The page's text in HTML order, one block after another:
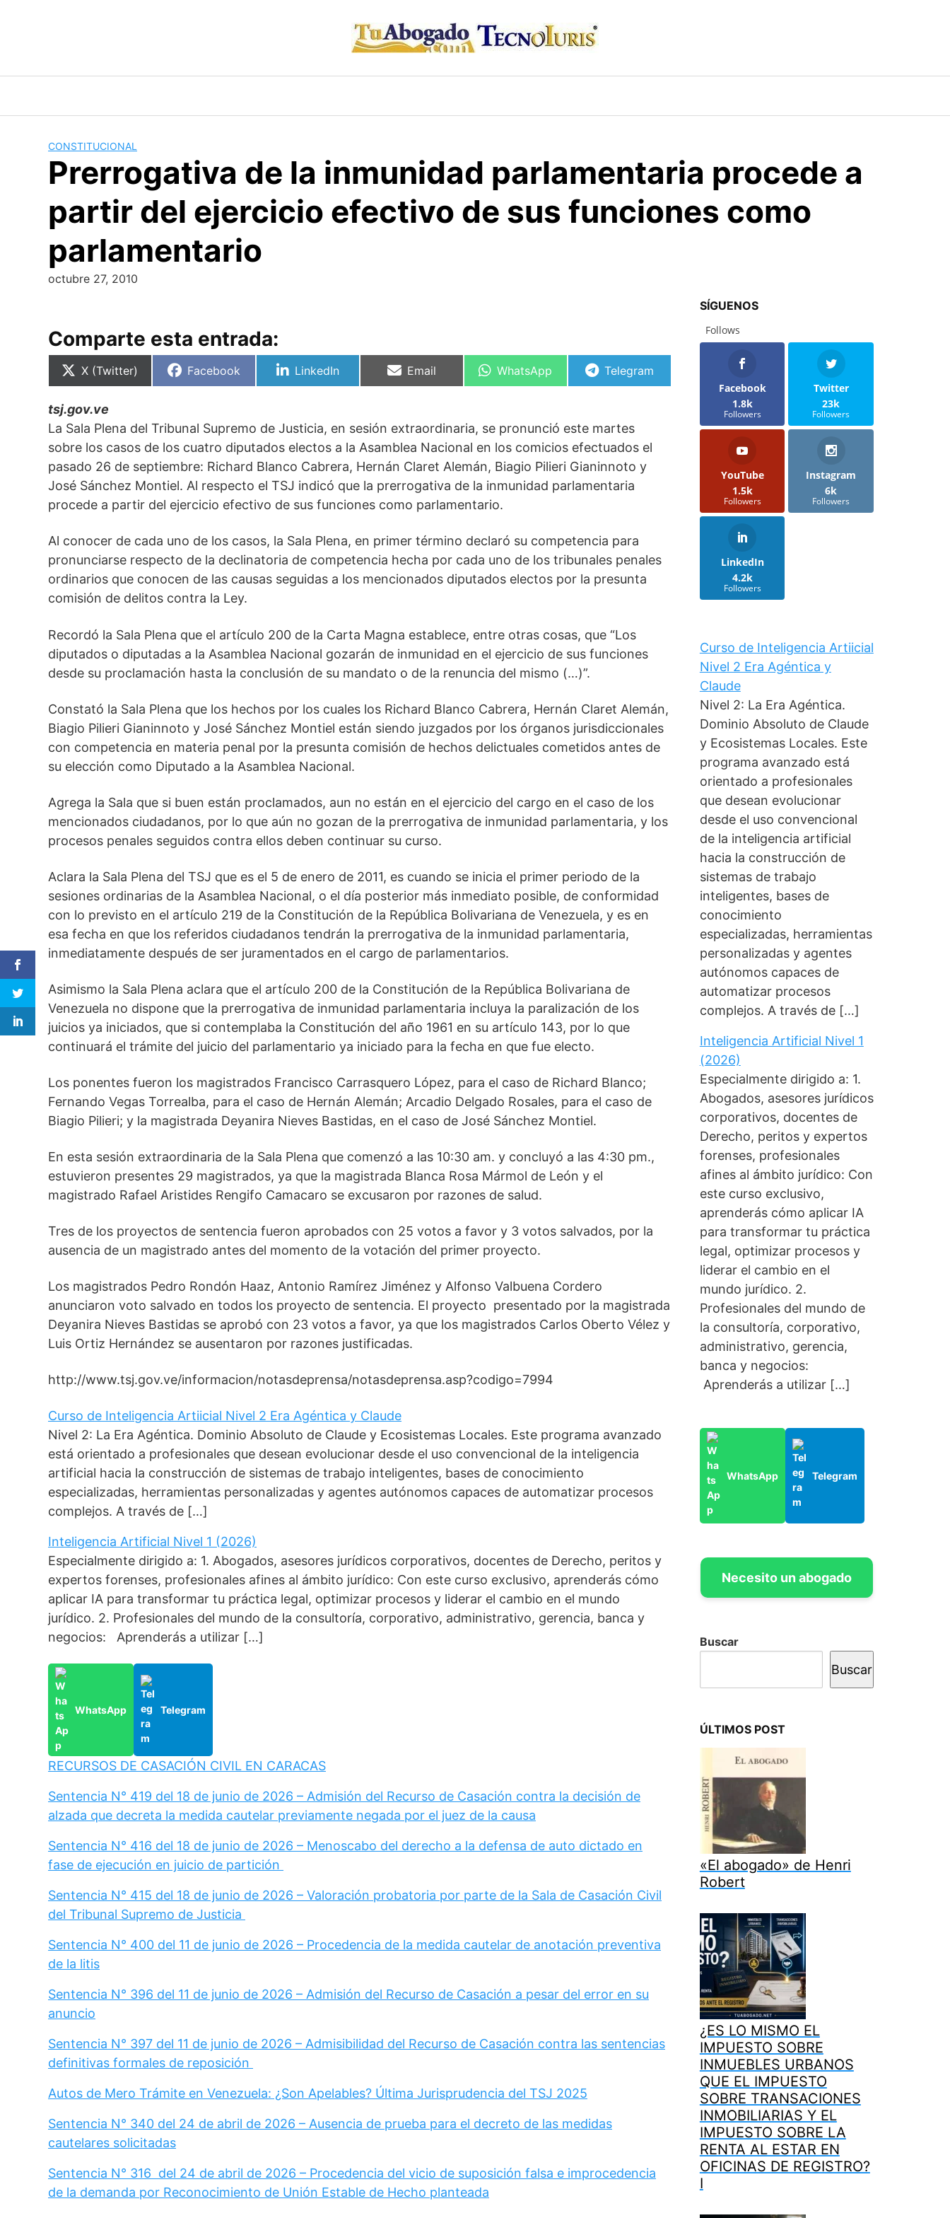
CONSTITUCIONAL
Prerrogativa de la inmunidad parlamentaria procede a
partir del ejercicio efectivo de sus funciones como
parlamentario
octubre 27, 2010
Comparte esta entrada:
Compartir
X (Twitter)
Compartir
Facebook
Compartir
LinkedIn
Compartir
Email
Compartir
WhatsApp
Compartir
Telegram
tsj.gov.ve
La Sala Plena del Tribunal Supremo de Justicia, en sesión extraordinaria, se pronunció este martes
sobre los casos de los cuatro diputados electos a la Asamblea Nacional en los comicios efectuados el
pasado 26 de septiembre: Richard Blanco Cabrera, Hernán Claret Alemán, Biagio Pilieri Gianinnoto y
José Sánchez Montiel. Al respecto el TSJ indicó que la prerrogativa de la inmunidad parlamentaria
procede a partir del ejercicio efectivo de sus funciones como parlamentario.
Al conocer de cada uno de los casos, la Sala Plena, en primer término declaró su competencia para
pronunciarse respecto de la declinatoria de competencia hecha por cada uno de los tribunales penales
ordinarios que conocen de las causas seguidas a los mencionados diputados electos por la presunta
comisión de delitos contra la Ley.
Recordó la Sala Plena que el artículo 200 de la Carta Magna establece, entre otras cosas, que “Los
diputados o diputadas a la Asamblea Nacional gozarán de inmunidad en el ejercicio de sus funciones
desde su proclamación hasta la conclusión de su mandato o de la renuncia del mismo (…)”.
Constató la Sala Plena que los hechos por los cuales los Richard Blanco Cabrera, Hernán Claret Alemán,
Biagio Pilieri Gianinnoto y José Sánchez Montiel están siendo juzgados por los órganos jurisdiccionales
con competencia en materia penal por la presunta comisión de hechos delictuales cometidos antes de
su elección como Diputado a la Asamblea Nacional.
Agrega la Sala que si buen están proclamados, aun no están en el ejercicio del cargo en el caso de los
mencionados ciudadanos, por lo que aún no gozan de la prerrogativa de inmunidad parlamentaria, y los
procesos penales seguidos contra ellos deben continuar su curso.
Aclara la Sala Plena del TSJ que es el 5 de enero de 2011, es cuando se inicia el primer periodo de la
sesiones ordinarias de la Asamblea Nacional, o el día posterior más inmediato posible, de conformidad
con lo previsto en el artículo 219 de la Constitución de la República Bolivariana de Venezuela, y es en
esa fecha en que los referidos ciudadanos tendrán la prerrogativa de la inmunidad parlamentaria,
inmediatamente después de ser juramentados en el cargo de parlamentarios.
Asimismo la Sala Plena aclara que el artículo 200 de la Constitución de la República Bolivariana de
Venezuela no dispone que la prerrogativa de inmunidad parlamentaria incluya la paralización de los
juicios ya iniciados, que si contemplaba la Constitución del año 1961 en su artículo 143, por lo que
continuará el trámite del juicio del parlamentario ya iniciado para la fecha en que fue electo.
Los ponentes fueron los magistrados Francisco Carrasquero López, para el caso de Richard Blanco;
Fernando Vegas Torrealba, para el caso de Hernán Alemán; Arcadio Delgado Rosales, para el caso de
Biagio Pilieri; y la magistrada Deyanira Nieves Bastidas, en el caso de José Sánchez Montiel.
En esta sesión extraordinaria de la Sala Plena que comenzó a las 10:30 am. y concluyó a las 4:30 pm.,
estuvieron presentes 29 magistrados, ya que la magistrada Blanca Rosa Mármol de León y el
magistrado Rafael Aristides Rengifo Camacaro se excusaron por razones de salud.
Tres de los proyectos de sentencia fueron aprobados con 25 votos a favor y 3 votos salvados, por la
ausencia de un magistrado antes del momento de la votación del primer proyecto.
Los magistrados Pedro Rondón Haaz, Antonio Ramírez Jiménez y Alfonso Valbuena Cordero
anunciaron voto salvado en todos los proyecto de sentencia. El proyecto presentado por la magistrada
Deyanira Nieves Bastidas se aprobó con 23 votos a favor, ya que los magistrados Carlos Oberto Vélez y
Luis Ortiz Hernández se ausentaron por razones justificadas.
http://www.tsj.gov.ve/informacion/notasdeprensa/notasdeprensa.asp?codigo=7994
Curso de Inteligencia Artiicial Nivel 2 Era Agéntica y Claude
Nivel 2: La Era Agéntica. Dominio Absoluto de Claude y Ecosistemas Locales. Este programa avanzado
está orientado a profesionales que desean evolucionar desde el uso convencional de la inteligencia
artificial hacia la construcción de sistemas de trabajo inteligentes, bases de conocimiento
especializadas, herramientas personalizadas y agentes autónomos capaces de automatizar procesos
complejos. A través de […]
Inteligencia Artificial Nivel 1 (2026)
Especialmente dirigido a: 1. Abogados, asesores jurídicos corporativos, docentes de Derecho, peritos y
expertos forenses, profesionales afines al ámbito jurídico: Con este curso exclusivo, aprenderás cómo
aplicar IA para transformar tu práctica legal, optimizar procesos y liderar el cambio en el mundo
jurídico. 2. Profesionales del mundo de la consultoría, corporativo, administrativo, gerencia, banca y
negocios: Aprenderás a utilizar […]
WhatsApp Telegram
RECURSOS DE CASACIÓN CIVIL EN CARACAS
Sentencia N° 419 del 18 de junio de 2026 – Admisión del Recurso de Casación contra la decisión de
alzada que decreta la medida cautelar previamente negada por el juez de la causa
Sentencia N° 416 del 18 de junio de 2026 – Menoscabo del derecho a la defensa de auto dictado en
fase de ejecución en juicio de partición
Sentencia N° 415 del 18 de junio de 2026 – Valoración probatoria por parte de la Sala de Casación Civil
del Tribunal Supremo de Justicia
Sentencia N° 400 del 11 de junio de 2026 – Procedencia de la medida cautelar de anotación preventiva
de la litis
Sentencia N° 396 del 11 de junio de 2026 – Admisión del Recurso de Casación a pesar del error en su
anuncio
Sentencia N° 397 del 11 de junio de 2026 – Admisibilidad del Recurso de Casación contra las sentencias
definitivas formales de reposición
Autos de Mero Trámite en Venezuela: ¿Son Apelables? Última Jurisprudencia del TSJ 2025
Sentencia N° 340 del 24 de abril de 2026 – Ausencia de prueba para el decreto de las medidas
cautelares solicitadas
Sentencia N° 316 del 24 de abril de 2026 – Procedencia del vicio de suposición falsa e improcedencia
de la demanda por Reconocimiento de Unión Estable de Hecho planteada
SÍGUENOS
Follows
Facebook
1.8k
Followers
Twitter
23k
Followers
YouTube
1.5k
Followers
Instagram
6k
Followers
LinkedIn
4.2k
Followers
Curso de Inteligencia Artiicial
Nivel 2 Era Agéntica y
Claude
Nivel 2: La Era Agéntica.
Dominio Absoluto de Claude
y Ecosistemas Locales. Este
programa avanzado está
orientado a profesionales
que desean evolucionar
desde el uso convencional
de la inteligencia artificial
hacia la construcción de
sistemas de trabajo
inteligentes, bases de
conocimiento
especializadas, herramientas
personalizadas y agentes
autónomos capaces de
automatizar procesos
complejos. A través de […]
Inteligencia Artificial Nivel 1
(2026)
Especialmente dirigido a: 1.
Abogados, asesores jurídicos
corporativos, docentes de
Derecho, peritos y expertos
forenses, profesionales
afines al ámbito jurídico: Con
este curso exclusivo,
aprenderás cómo aplicar IA
para transformar tu práctica
legal, optimizar procesos y
liderar el cambio en el
mundo jurídico. 2.
Profesionales del mundo de
la consultoría, corporativo,
administrativo, gerencia,
banca y negocios:
Aprenderás a utilizar […]
WhatsApp Telegram
Necesito un abogado
Buscar
Buscar
ÚLTIMOS POST
«El abogado» de Henri
Robert
¿ES LO MISMO EL
IMPUESTO SOBRE
INMUEBLES URBANOS
QUE EL IMPUESTO
SOBRE TRANSACIONES
INMOBILIARIAS Y EL
IMPUESTO SOBRE LA
RENTA AL ESTAR EN
OFICINAS DE REGISTRO?
I